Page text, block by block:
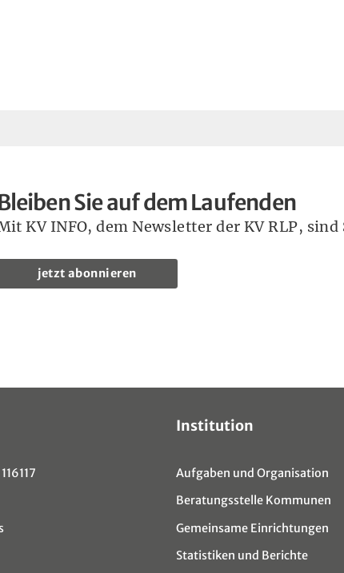
Sie auf dem Laufenden
KV INFO, dem Newsletter der KV RLP,
jetzt abonnieren
Institution
Aufgaben und Organisation
Beratungsstelle Kommunen
Gemeinsame Einrichtungen
Statistiken und Berichte